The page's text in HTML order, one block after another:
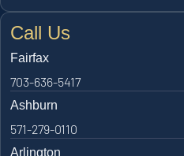
Call Us
Fairfax
703-636-5417
Ashburn
571-279-0110
Arlington